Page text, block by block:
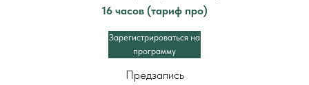
Зарегистрироваться на
программу
Предзапись
16 часов (тариф про)